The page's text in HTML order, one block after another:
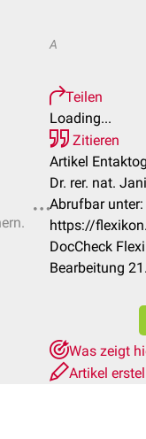
A
Teilen
Loading...
Zitieren
Artikel
Dr. rer. nat.
Abrufbar unter:
https://
DocCheck
Bearbeitung
Was zeigt
Artikel